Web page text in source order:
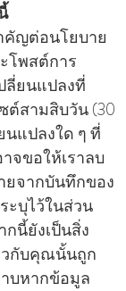
คัญต่อนโยบาย
โพสต์การ
ลี่ยนแปลงที่
ต์สามสิบวัน (30
แปลงใด ๆ ที่
จขอให้เราลบ
จากบันทึกของ
ะบุไว้ในส่วน
นี้ยังเป็นสิ่ง
วกับคุณนั้นถูก
บหากข้อมูล